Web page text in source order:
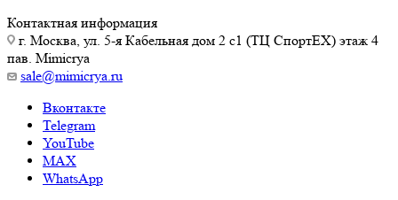
Контактная информация
г. Москва, ул. 5-я Кабельная дом 2 с1 (ТЦ СпортEX) этаж 4
пав. Mimicrya
sale@mimicrya.ru
Вконтакте
Telegram
YouTube
MAX
WhatsApp